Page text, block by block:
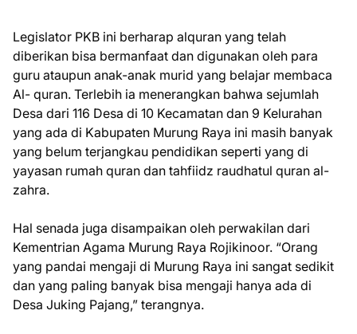
Legislator PKB ini berharap alquran yang telah
diberikan bisa bermanfaat dan digunakan oleh para
guru ataupun anak-anak murid yang belajar membaca
Al- quran. Terlebih ia menerangkan bahwa sejumlah
Desa dari 116 Desa di 10 Kecamatan dan 9 Kelurahan
yang ada di Kabupaten Murung Raya ini masih banyak
yang belum terjangkau pendidikan seperti yang di
yayasan rumah quran dan tahfiidz raudhatul quran al-
zahra.
Hal senada juga disampaikan oleh perwakilan dari
Kementrian Agama Murung Raya Rojikinoor. “Orang
yang pandai mengaji di Murung Raya ini sangat sedikit
dan yang paling banyak bisa mengaji hanya ada di
Desa Juking Pajang,” terangnya.